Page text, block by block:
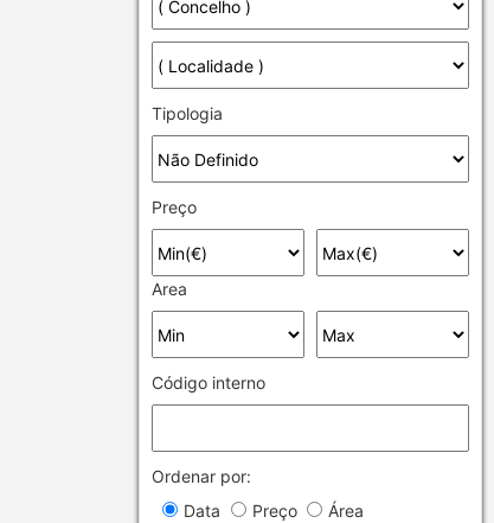
Tipologia
Preço
Area
Código interno
Ordenar por:
Data
Preço
Área